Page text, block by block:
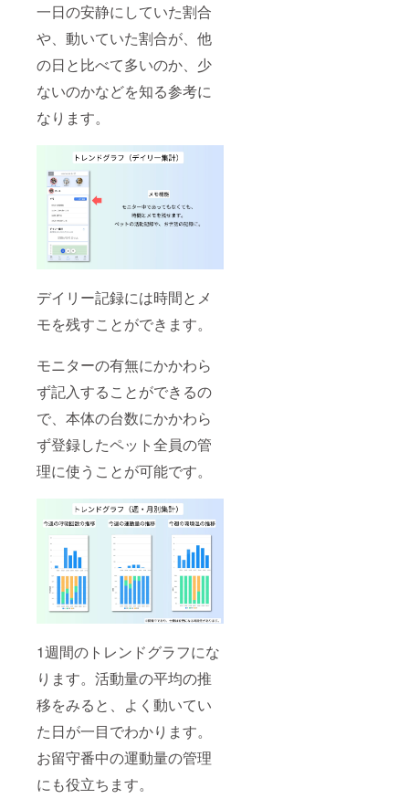
一日の安静にしていた割合
や、動いていた割合が、他
の日と比べて多いのか、少
ないのかなどを知る参考に
なります。
デイリー記録には時間とメ
モを残すことができます。
モニターの有無にかかわら
ず記入することができるの
で、本体の台数にかかわら
ず登録したペット全員の管
理に使うことが可能です。
1週間のトレンドグラフにな
ります。活動量の平均の推
移をみると、よく動いてい
た日が一目でわかります。
お留守番中の運動量の管理
にも役立ちます。